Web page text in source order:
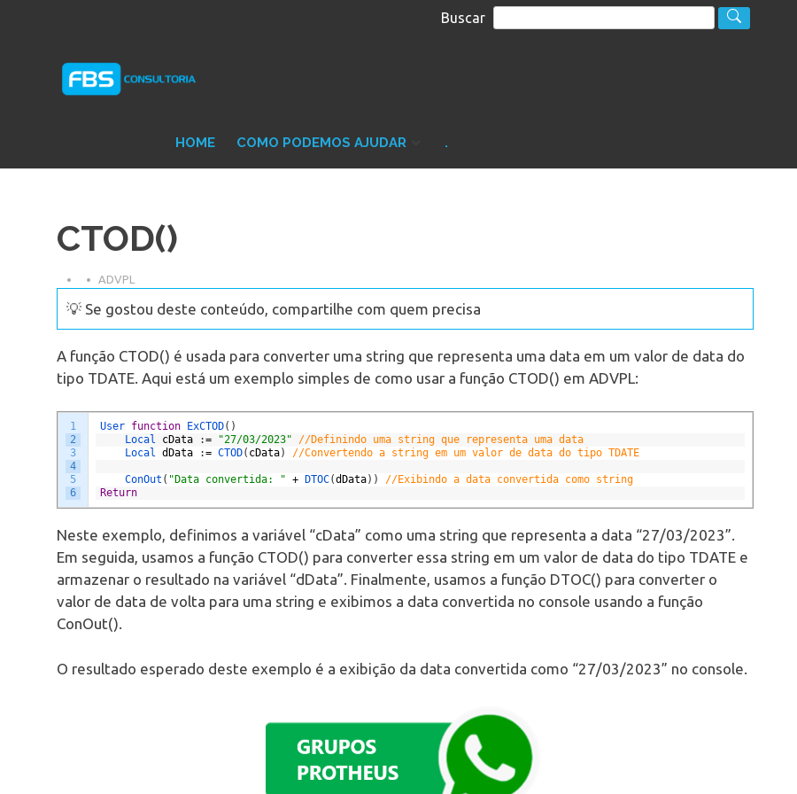
Buscar
Protheus
TOTVS
HOME COMO PODEMOS AJUDAR .
CTOD()
ADVPL
💡 Se gostou deste conteúdo, compartilhe com quem precisa
A função CTOD() é usada para converter uma string que representa uma data em um valor de data do
tipo TDATE. Aqui está um exemplo simples de como usar a função CTOD() em ADVPL:
1
2
3
4
5
6
User function ExCTOD( )
Local cData := "27/03/2023"
//Definindo uma string que representa uma data
Local dData := CTOD( cData) //Convertendo a string em um valor de data do tipo TDATE
ConOut ( "Data convertida: " + DTOC(dData) )
//Exibindo a data convertida como string
Return
Neste exemplo, definimos a variável “cData” como uma string que representa a data “27/03/2023”.
Em seguida, usamos a função CTOD() para converter essa string em um valor de data do tipo TDATE e
armazenar o resultado na variável “dData”. Finalmente, usamos a função DTOC() para converter o
valor de data de volta para uma string e exibimos a data convertida no console usando a função
ConOut().
O resultado esperado deste exemplo é a exibição da data convertida como “27/03/2023” no console.